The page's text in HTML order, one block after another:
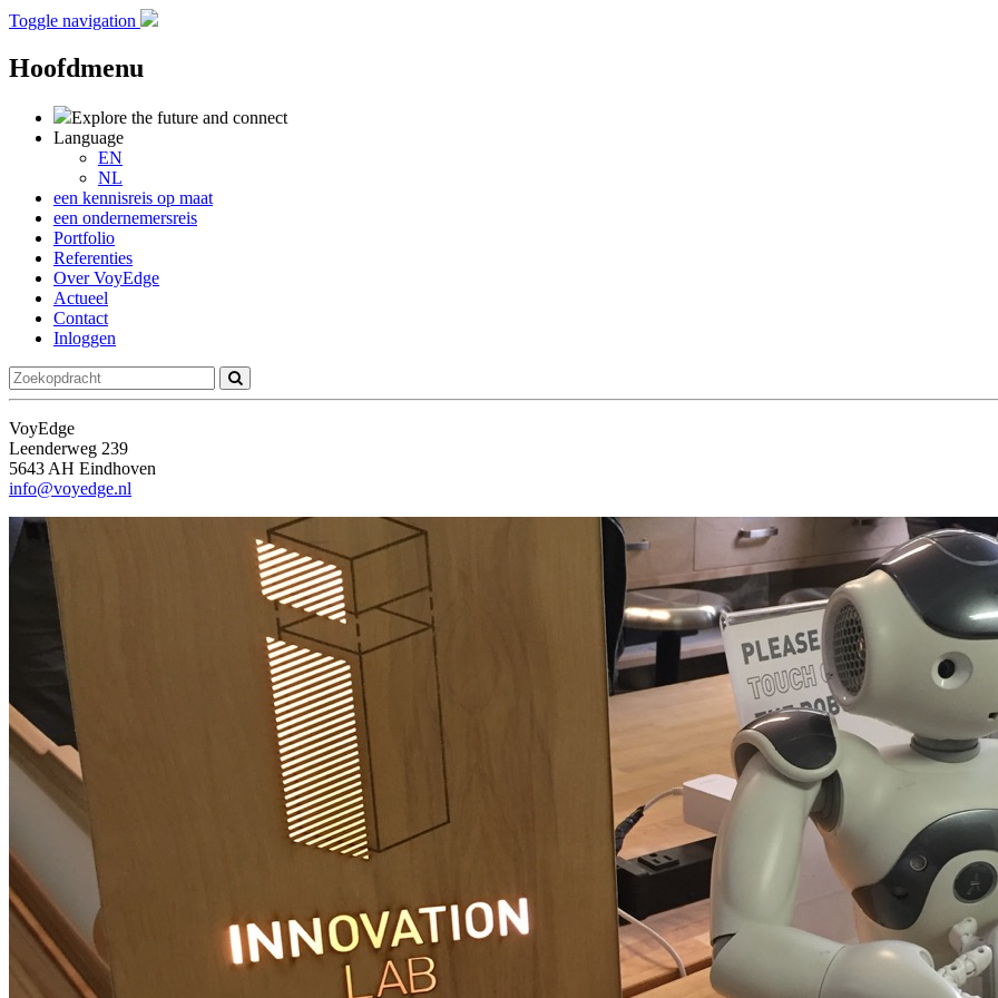
Toggle navigation
Hoofdmenu
Explore the future and connect
Language
EN
NL
een kennisreis op maat
een ondernemersreis
Portfolio
Referenties
Over VoyEdge
Actueel
Contact
Inloggen
VoyEdge
Leenderweg 239
5643 AH Eindhoven
info@voyedge.nl